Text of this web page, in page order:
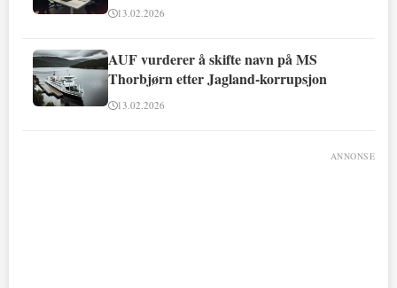
13.02.2026
AUF vurderer å skifte navn på MS
Thorbjørn etter Jagland-korrupsjon
13.02.2026
ANNONSE